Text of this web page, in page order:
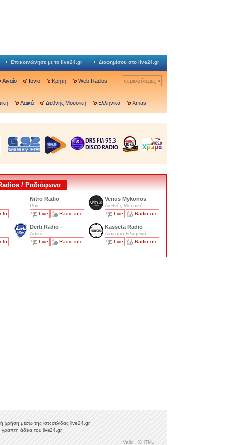
Επικοινώνησε με το live24.gr Διαφημίσου στο live24.gr
Αιγαίο Ιόνιο Κρήτη Web Radios περισσότερες »
Λαϊκά Διεθνής Μουσική Ελληνικά Xmas
/ Ραδιόφωνα
Nitro Radio
Ροκ
Live
Radio info
Venus Mykonos
Διεθνής Μουσική
Live
Radio info
Derti Radio -
Λαϊκά
Live
Radio info
Kasseta Radio
Διάφορα Ελληνικά
Live
Radio info
χρήση μέσω της ιστοσελίδας live24.gr.
γραπτή άδεια του live24.gr
Valid XHTML